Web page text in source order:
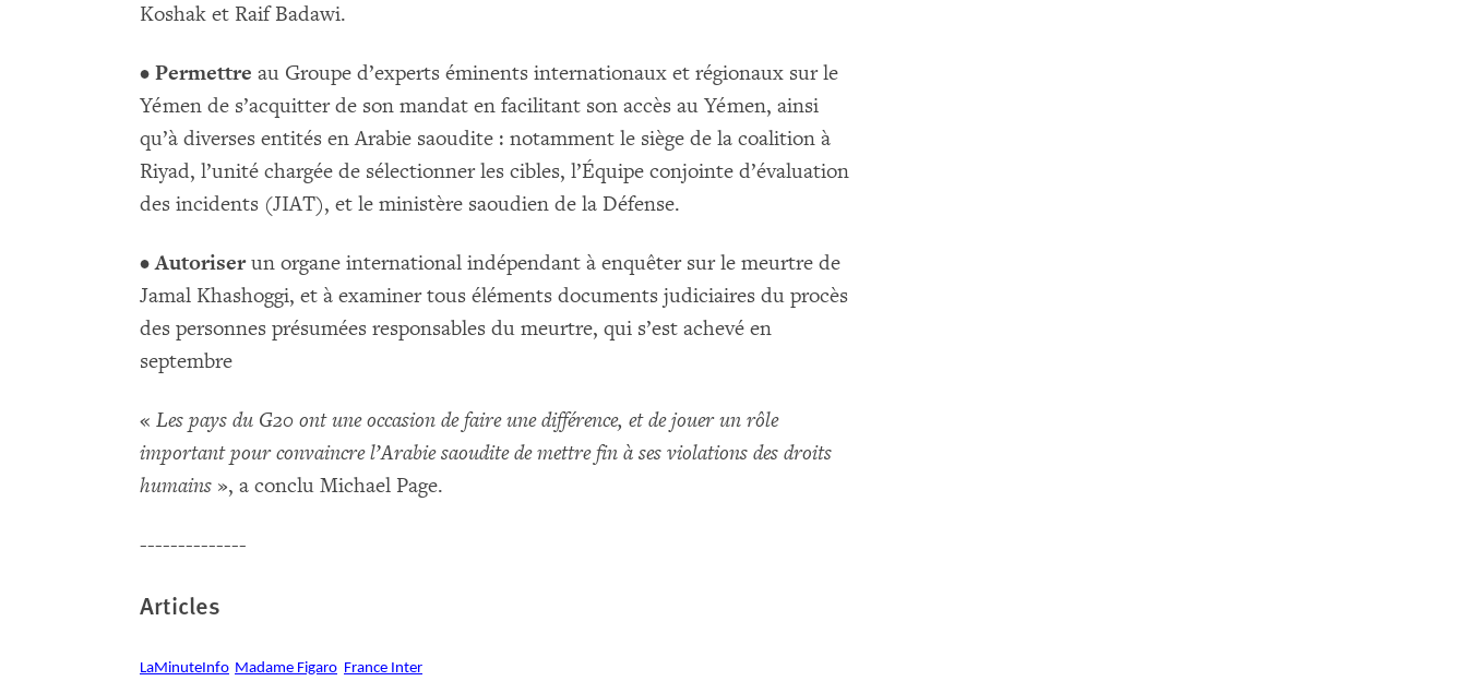
Koshak et Raif Badawi.
• Permettre au Groupe d’experts éminents internationaux et régionaux sur le
Yémen de s’acquitter de son mandat en facilitant son accès au Yémen, ainsi
qu’à diverses entités en Arabie saoudite : notamment le siège de la coalition à
Riyad, l’unité chargée de sélectionner les cibles, l’Équipe conjointe d’évaluation
des incidents (JIAT), et le ministère saoudien de la Défense.
•Autoriserun organe international indépendant à enquêter sur le meurtre de
Jamal Khashoggi, et à examiner tous éléments documents judiciaires du procès
des personnes présumées responsables du meurtre, qui s’est achevé en
septembre
« Les pays du G20 ont une occasion de faire une différence, et de jouer un rôle
important pour convaincre l’Arabie saoudite de mettre fin à ses violations des droits
humains », a conclu Michael Page.
--------------
Articles
LaMinuteInfo Madame Figaro France Inter